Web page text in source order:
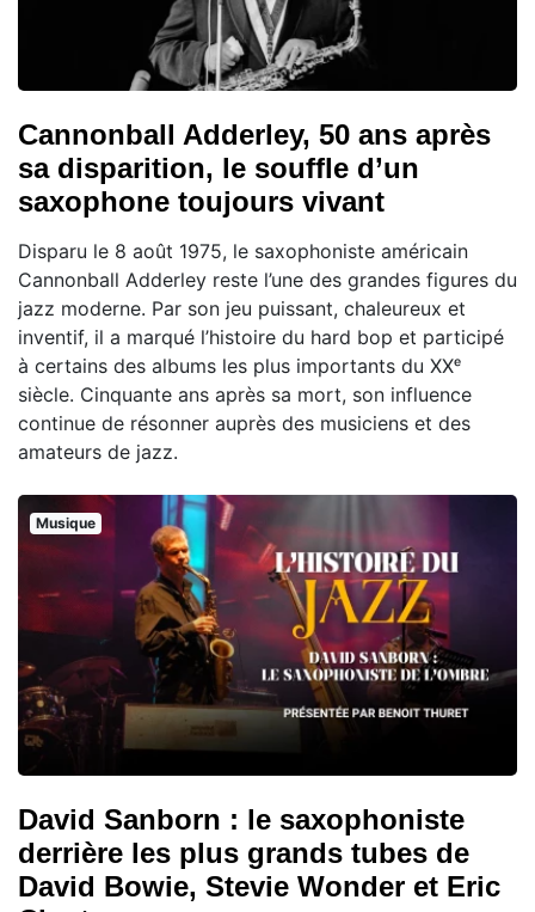
Cannonball Adderley, 50 ans après
sa disparition, le souffle d’un
saxophone toujours vivant
Disparu le 8 août 1975, le saxophoniste américain
Cannonball Adderley reste l’une des grandes figures du
jazz moderne. Par son jeu puissant, chaleureux et
inventif, il a marqué l’histoire du hard bop et participé
à certains des albums les plus importants du XXᵉ
siècle. Cinquante ans après sa mort, son influence
continue de résonner auprès des musiciens et des
amateurs de jazz.
Musique
David Sanborn : le saxophoniste
derrière les plus grands tubes de
David Bowie, Stevie Wonder et Eric